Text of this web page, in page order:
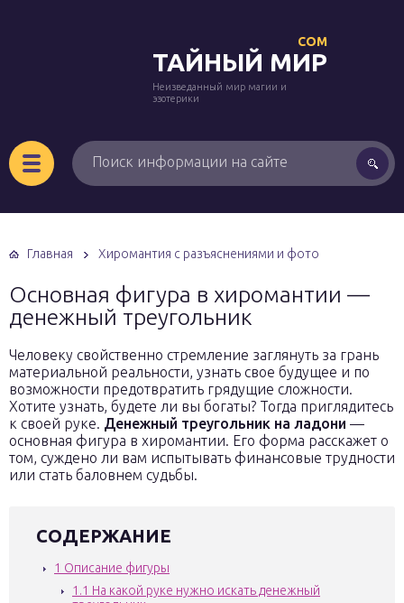
ТАЙНЫЙ МИР
COM
Неизведанный мир магии и
эзотерики
Главная Хиромантия с разъяснениями и фото
Основная фигура в хиромантии —
денежный треугольник
Человеку свойственно стремление заглянуть за грань
материальной реальности, узнать свое будущее и по
возможности предотвратить грядущие сложности.
Хотите узнать, будете ли вы богаты? Тогда приглядитесь
к своей руке. Денежный треугольник на ладони —
основная фигура в хиромантии. Его форма расскажет о
том, суждено ли вам испытывать финансовые трудности
или стать баловнем судьбы.
СОДЕРЖАНИЕ
1 Описание фигуры
1.1 На какой руке нужно искать денежный